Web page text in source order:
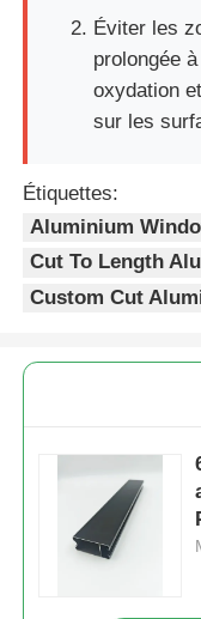
Éviter les
prolongée
oxydation
sur les
Étiquettes:
Aluminium
Cut To Length
Custom Cut